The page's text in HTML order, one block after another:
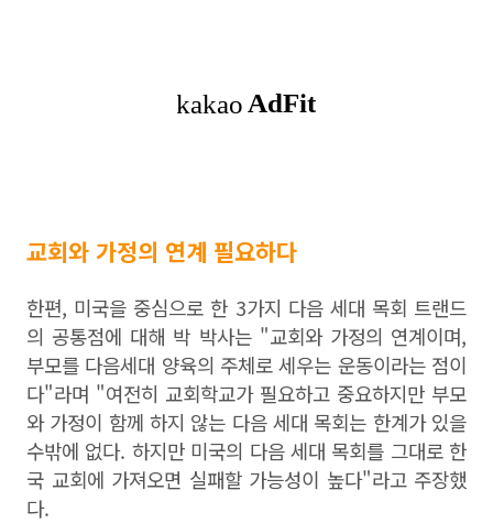
교회와 가정의 연계 필요하다
한편, 미국을 중심으로 한 3가지 다음 세대 목회 트랜드
의 공통점에 대해 박 박사는 "교회와 가정의 연계이며,
부모를 다음세대 양육의 주체로 세우는 운동이라는 점이
다"라며 "여전히 교회학교가 필요하고 중요하지만 부모
와 가정이 함께 하지 않는 다음 세대 목회는 한계가 있을
수밖에 없다. 하지만 미국의 다음 세대 목회를 그대로 한
국 교회에 가져오면 실패할 가능성이 높다"라고 주장했
다.